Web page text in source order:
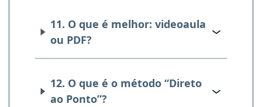
11. O que é melhor: videoaula
ou PDF?
12. O que é o método “Direto
ao Ponto”?